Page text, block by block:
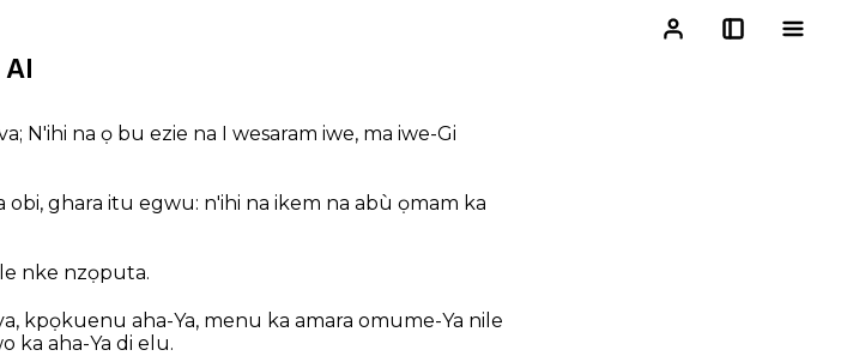
N'ihi na ọ bu ezie na I wesaram iwe, ma iwe-Gi
ghara itu egwu: n'ihi na ikem na abù ọmam ka
nke nzọputa.
kpọkuenu aha-Ya, menu ka amara omume-Ya nile
ka aha-Ya di elu.